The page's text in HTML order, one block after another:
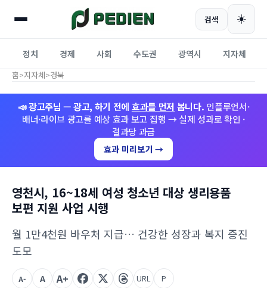
검색 ☀️
정치 경제 사회 수도권 광역시 지자체
홈>지자체>경북
📣 광고주님 — 광고, 하기 전에 효과를 먼저 봅니다. 인플루언서·
배너·라이브 광고를 예상 효과 보고 집행 → 실제 성과로 확인 ·
결과당 과금
효과 미리보기 →
영천시, 16~18세 여성 청소년 대상 생리용품
보편 지원 사업 시행
월 1만4천원 바우처 지급… 건강한 성장과 복지 증진
도모
A- A A+ URL P